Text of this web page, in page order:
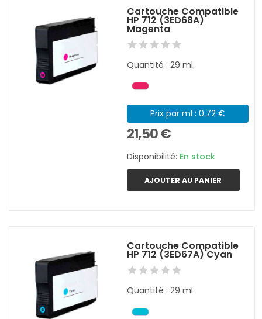
Cartouche Compatible
HP 712 (3ED68A)
Magenta
Quantité : 29 ml
Prix par ml : 0.72 €
21,50 €
Disponibilité: En stock
AJOUTER AU PANIER
Cartouche Compatible
HP 712 (3ED67A) Cyan
Quantité : 29 ml